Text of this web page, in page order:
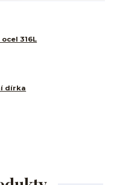
316L
dírka